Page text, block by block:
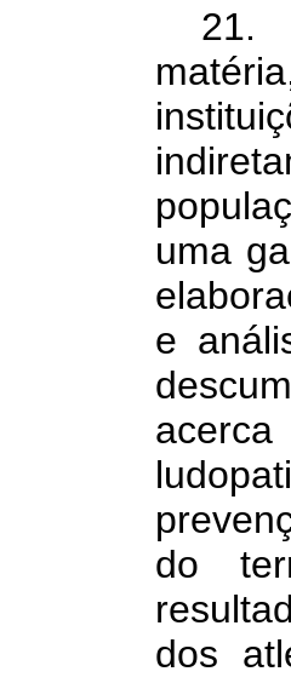
21.
uma
e
do
dos